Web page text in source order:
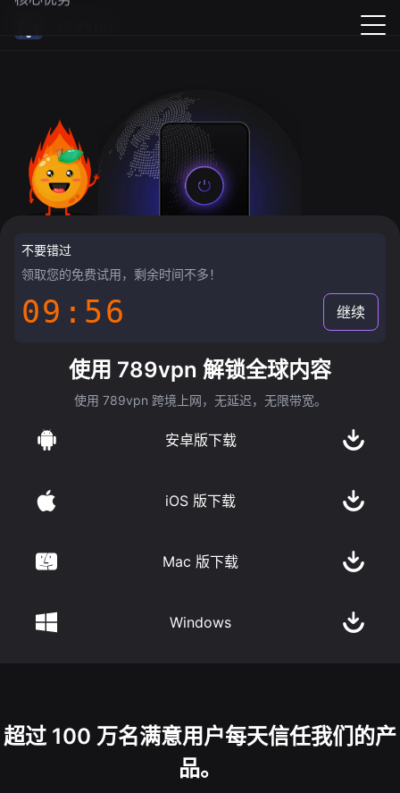
不要错过
领取您的免费试用，剩余时间不多！
09:55 继续
使用 789vpn 解锁全球内容
使用 789vpn 跨境上网，无延迟，无限带宽。
安卓版下载
iOS 版下载
Mac 版下载
Windows
超过 100 万名满意用户每天信任我们的产
品。